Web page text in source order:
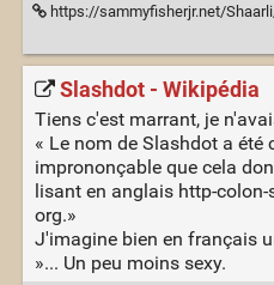
https://sammyfisherjr.net/
Slashdot - Wikipédia
Tiens c'est marrant, je
« Le nom de Slashdot a été
imprononçable que cela
lisant en anglais http-
org.»
J'imagine bien en français
»... Un peu moins sexy.